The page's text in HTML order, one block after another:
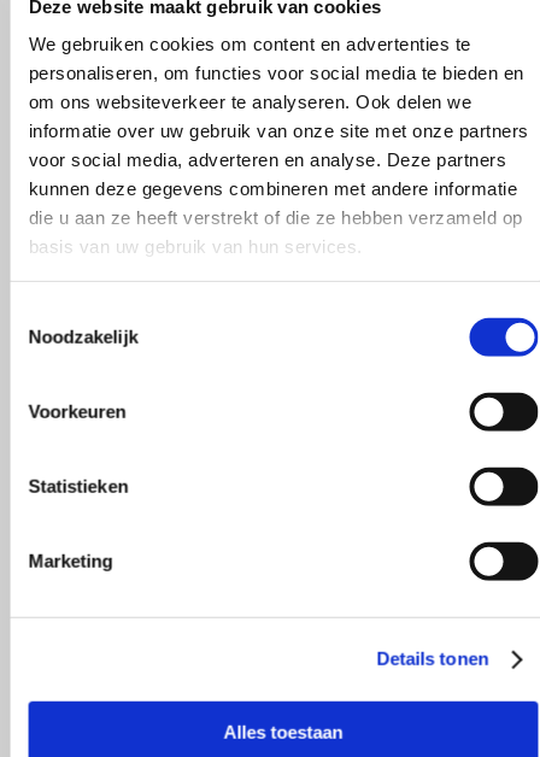
Deze website maakt gebruik van cookies
We gebruiken cookies om content en advertenties te
personaliseren, om functies voor social media te bieden en
om ons websiteverkeer te analyseren. Ook delen we
informatie over uw gebruik van onze site met onze partners
voor social media, adverteren en analyse. Deze partners
kunnen deze gegevens combineren met andere informatie
die u aan ze heeft verstrekt of die ze hebben verzameld op
basis van uw gebruik van hun services.
Noodzakelijk
Voorkeuren
Statistieken
Marketing
Details tonen
Alles toestaan
Maak je bestelling compleet